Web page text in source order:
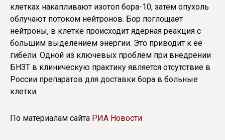
клетках накапливают изотоп бора-10, затем опухоль
облучают потоком нейтронов. Бор поглощает
нейтроны, в клетке происходит ядерная реакция с
большим выделением энергии. Это приводит к ее
гибели. Одной из ключевых проблем при внедрении
БНЗТ в клиническую практику является отсутствие в
России препаратов для доставки бора в больные
клетки.
По материалам сайта РИА Новости